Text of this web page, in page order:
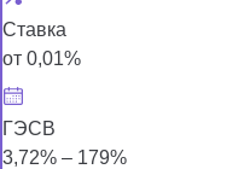
Ставка
от 0,01%
ГЭСВ
3,72% – 179%